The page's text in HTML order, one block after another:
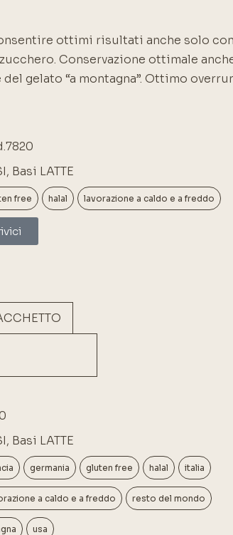
ottimi risultati anche solo con
Conservazione ottimale
gelato “a montagna”. Ottimo
, Basi LATTE
free halal lavorazione a caldo e a freddo
, Basi LATTE
germania gluten free halal italia
a caldo e a freddo resto del mondo
usa